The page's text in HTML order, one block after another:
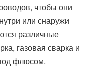
чтобы они
или снаружи
различные
газовая сварка и
флюсом.